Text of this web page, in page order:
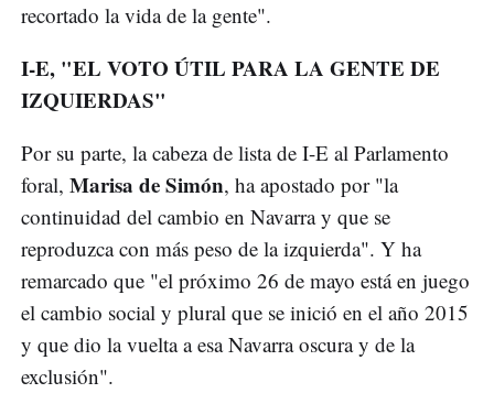
recortado la vida de la gente".
I-E, "EL VOTO ÚTIL PARA LA GENTE DE
IZQUIERDAS"
Por su parte, la cabeza de lista de I-E al Parlamento
foral, Marisa de Simón, ha apostado por "la
continuidad del cambio en Navarra y que se
reproduzca con más peso de la izquierda". Y ha
remarcado que "el próximo 26 de mayo está en juego
el cambio social y plural que se inició en el año 2015
y que dio la vuelta a esa Navarra oscura y de la
exclusión".